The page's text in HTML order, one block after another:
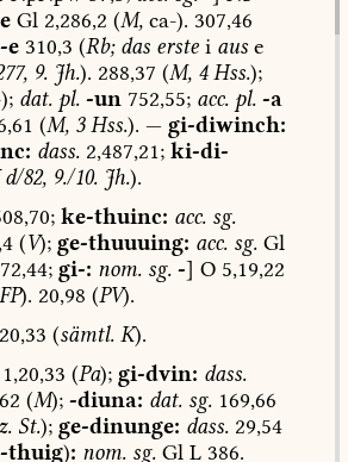
Gl2,286,2 (M,ca-). 307,46
-e310,3 (Rb; daserstei ause
9.Jh.). 288,37 (M,4Hss.);
dat.pl. -un752,55; acc.pl. -a
(M,3Hss.). — gi-diwinch:
dass.2,487,21; ki-di-
82,9./10.Jh.).
ke-thuinc: acc. sg.
(V); ge-thuuuing: acc.sg.Gl
gi-: nom.sg. -] O5,19,22
FP). 20,98 (PV).
20,33 (sämtl.K).
(Pa); gi-dvin: dass.
(M); -diuna: dat.sg.169,66
St.); ge-dinunge: dass.29,54
-thuig): nom.sg.GlL386.